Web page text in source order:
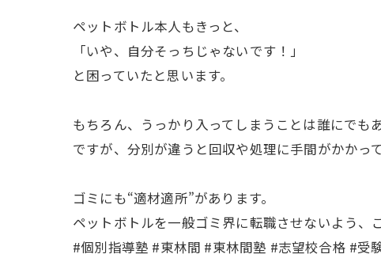
ペットボトル本人もきっと、
「いや、自分そっちじゃないです！」
と困っていたと思います。
もちろん、うっかり入ってしまうことは誰にでもあ
ですが、分別が違うと回収や処理に手間がかかっ
ゴミにも“適材適所”があります。
ペットボトルを一般ゴミ界に転職させないよう、
#個別指導塾 #東林間 #東林間塾 #志望校合格 #受